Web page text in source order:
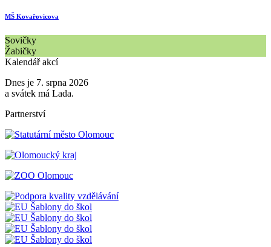
MŠ Kovařovicova
Sovičky
Žabičky
Kalendář akcí
Dnes je 7. srpna 2026
a svátek má Lada.
Partnerství